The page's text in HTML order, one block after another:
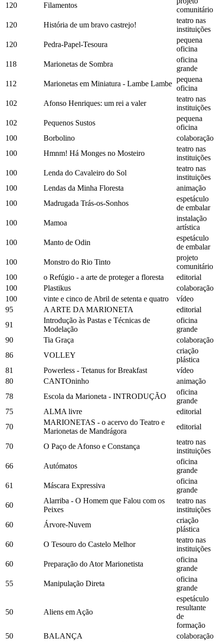
120 Filamentos
comunitário
120
História de um bravo castrejo!
teatro nas
instituições
120
Pedra-Papel-Tesoura
pequena
oficina
118
Marionetas de Sombra
oficina
grande
112
Marionetas em Miniatura - Lambe Lambe
pequena
oficina
102
Afonso Henriques: um rei a valer
teatro nas
instituições
102
Pequenos Sustos
pequena
oficina
100
Borbolino
colaboração
100
Hmnm! Há Monges no Mosteiro
teatro nas
instituições
100
Lenda do Cavaleiro do Sol
teatro nas
instituições
100
Lendas da Minha Floresta
animação
100
Madrugada Trás-os-Sonhos
espetáculo
de embalar
100
Mamoa
instalação
artística
100
Manto de Odin
espetáculo
de embalar
100
Monstro do Rio Tinto
projeto
comunitário
100
o Refúgio - a arte de proteger a floresta
editorial
100
Plastikus
colaboração
100
vinte e cinco de Abril de setenta e quatro
vídeo
95
A ARTE DA MARIONETA
editorial
91
Introdução às Pastas e Técnicas de
Modelação
oficina
grande
90
Tia Graça
colaboração
86
VOLLEY
criação
plástica
81
Powerless - Tetanus for Breakfast
vídeo
80
CANTOninho
animação
78
Escola da Marioneta - INTRODUÇÃO
oficina
grande
75
ALMA livre
editorial
70
MARIONETAS - o acervo do Teatro e
Marionetas de Mandrágora
editorial
70 O Paço de Afonso e Constança
teatro nas
instituições
66
Autómatos
oficina
grande
61
Máscara Expressiva
oficina
grande
60
Alarriba - O Homem que Falou com os
Peixes
teatro nas
instituições
60
Árvore-Nuvem
criação
plástica
60
O Tesouro do Castelo Melhor
teatro nas
instituições
60
Preparação do Ator Marionetista
oficina
grande
55
Manipulação Direta
oficina
grande
50 Aliens em Ação
espetáculo
resultante
de
formação
50
BALANÇA
colaboração